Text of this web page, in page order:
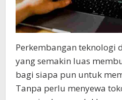
Perkembangan teknologi
yang semakin luas
bagi siapa pun untuk
Tanpa perlu menyewa